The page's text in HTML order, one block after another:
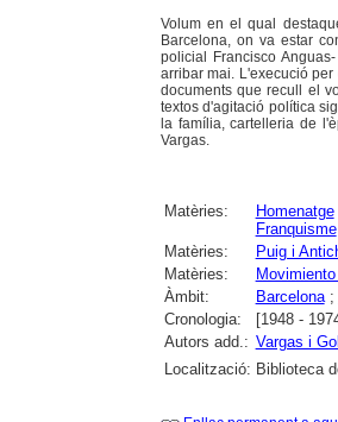
Volum en el qual
Barcelona, on va estar
policial Francisco
arribar mai. L'execució
documents que recull el
textos d'agitació política
la família, cartelleria de
Vargas.
Matèries: Homenatge
Franquisme
Matèries:
Puig i
Matèries:
Àmbit:
Barcelona;
Cronologia:
[1948 -
Autors add.: Vargas i
Localització: Biblioteca